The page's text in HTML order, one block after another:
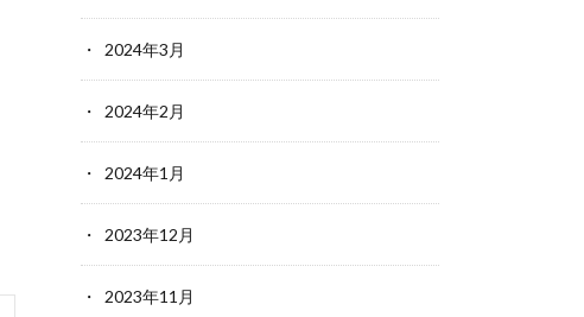
2024年3月
2024年2月
2024年1月
2023年12月
2023年11月